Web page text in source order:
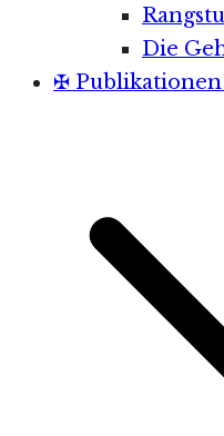
Die
✠ Publikationen